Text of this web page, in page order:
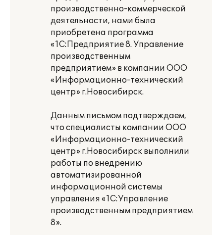
производственно-коммерческой
деятельности, нами была
приобретена программа
«1С:Предприятие 8. Управление
производственным
предприятием» в компании ООО
«Информационно-технический
центр» г.Новосибирск.
Данным письмом подтверждаем,
что специалисты компании ООО
«Информационно-технический
центр» г.Новосибирск выполнили
работы по внедрению
автоматизированной
информационной системы
управления «1С:Управление
производственным предприятием
8».